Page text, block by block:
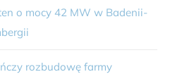
o mocy 42 MW w Badenii-
rozbudowę farmy